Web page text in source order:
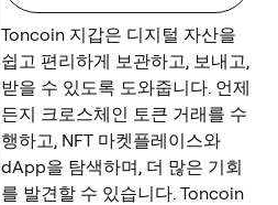
Toncoin 지갑은 디지털 자산을
쉽고 편리하게 보관하고, 보내고,
받을 수 있도록 도와줍니다. 언제
든지 크로스체인 토큰 거래를 수
행하고, NFT 마켓플레이스와
dApp을 탐색하며, 더 많은 기회
를 발견할 수 있습니다. Toncoin